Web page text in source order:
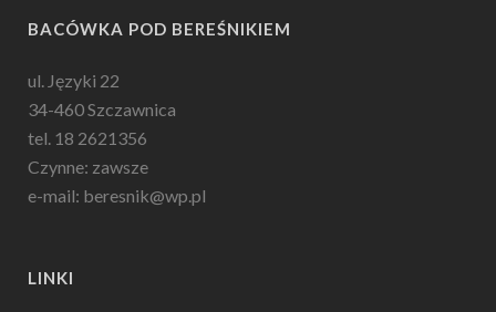
BACÓWKA POD BEREŚNIKIEM
ul. Języki 22
34-460 Szczawnica
tel. 18 2621356
Czynne: zawsze
e-mail: beresnik@wp.pl
LINKI